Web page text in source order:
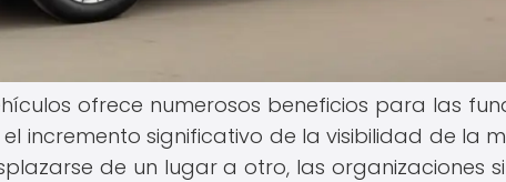
ofrece numerosos beneficios para las
incremento significativo de la visibilidad de la
de un lugar a otro, las organizaciones